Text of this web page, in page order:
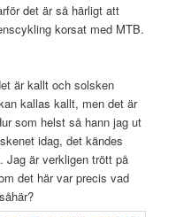
det är så härligt att
korsat med MTB.
är kallt och solsken
kallas kallt, men det är
som helst så hann jag ut
idag, det kändes
Jag är verkligen trött på
det här var precis vad